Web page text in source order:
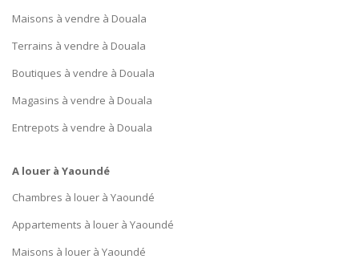
Maisons à vendre à Douala
Terrains à vendre à Douala
Boutiques à vendre à Douala
Magasins à vendre à Douala
Entrepots à vendre à Douala
A louer à Yaoundé
Chambres à louer à Yaoundé
Appartements à louer à Yaoundé
Maisons à louer à Yaoundé